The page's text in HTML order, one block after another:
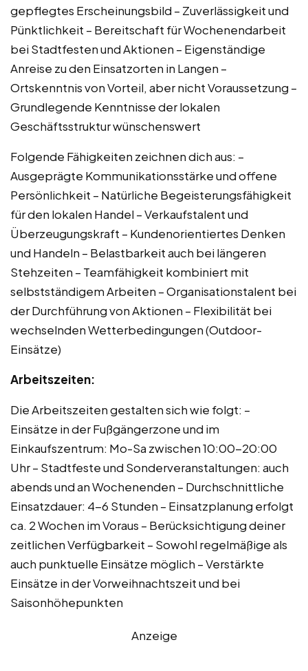
gepflegtes Erscheinungsbild – Zuverlässigkeit und
Pünktlichkeit – Bereitschaft für Wochenendarbeit
bei Stadtfesten und Aktionen – Eigenständige
Anreise zu den Einsatzorten in Langen –
Ortskenntnis von Vorteil, aber nicht Voraussetzung –
Grundlegende Kenntnisse der lokalen
Geschäftsstruktur wünschenswert
Folgende Fähigkeiten zeichnen dich aus: –
Ausgeprägte Kommunikationsstärke und offene
Persönlichkeit – Natürliche Begeisterungsfähigkeit
für den lokalen Handel – Verkaufstalent und
Überzeugungskraft – Kundenorientiertes Denken
und Handeln – Belastbarkeit auch bei längeren
Stehzeiten – Teamfähigkeit kombiniert mit
selbstständigem Arbeiten – Organisationstalent bei
der Durchführung von Aktionen – Flexibilität bei
wechselnden Wetterbedingungen (Outdoor-
Einsätze)
Arbeitszeiten:
Die Arbeitszeiten gestalten sich wie folgt: –
Einsätze in der Fußgängerzone und im
Einkaufszentrum: Mo-Sa zwischen 10:00-20:00
Uhr – Stadtfeste und Sonderveranstaltungen: auch
abends und an Wochenenden – Durchschnittliche
Einsatzdauer: 4-6 Stunden – Einsatzplanung erfolgt
ca. 2 Wochen im Voraus – Berücksichtigung deiner
zeitlichen Verfügbarkeit – Sowohl regelmäßige als
auch punktuelle Einsätze möglich – Verstärkte
Einsätze in der Vorweihnachtszeit und bei
Saisonhöhepunkten
Anzeige